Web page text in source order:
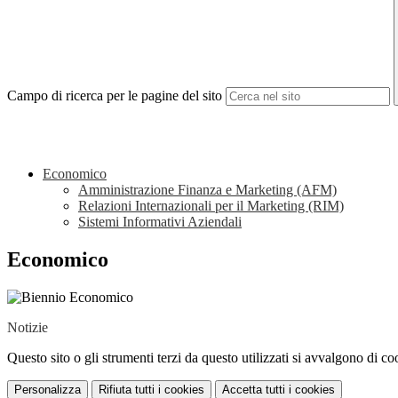
Campo di ricerca per le pagine del sito
Economico
Amministrazione Finanza e Marketing (AFM)
Relazioni Internazionali per il Marketing (RIM)
Sistemi Informativi Aziendali
Economico
Notizie
Questo sito o gli strumenti terzi da questo utilizzati si avvalgono di
Personalizza Rifiuta tutti i cookies Accetta tutti i cookies